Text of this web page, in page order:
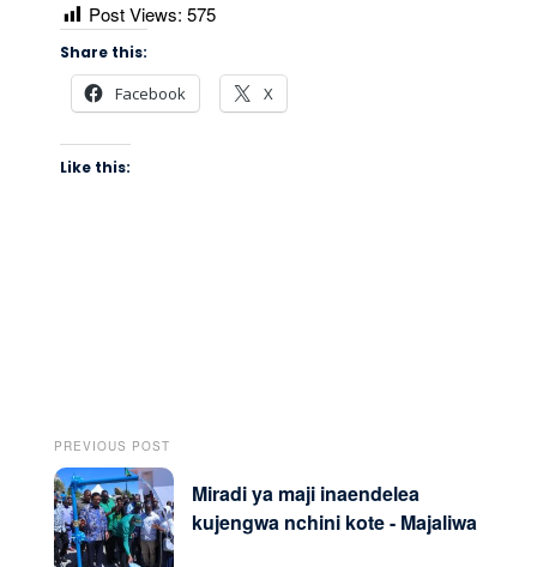
Post Views: 575
Share this:
Facebook X
Like this:
PREVIOUS POST
Miradi ya maji inaendelea
kujengwa nchini kote - Majaliwa